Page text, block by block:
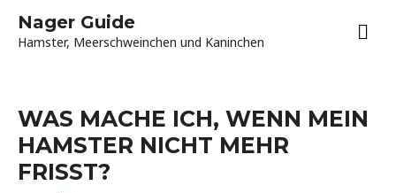
Inhalt
springen
Nager Guide
Hamster, Meerschweinchen und Kaninchen
WAS MACHE ICH, WENN MEIN
HAMSTER NICHT MEHR
FRISST?